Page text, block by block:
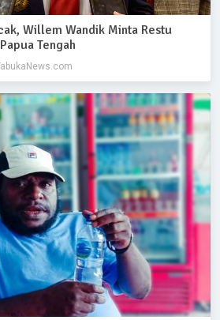
Willem Wandik Minta Restu
Tengah